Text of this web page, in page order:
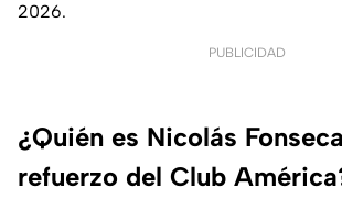
2026.
PUBLICIDAD
¿Quién es Nicolás
refuerzo del Club